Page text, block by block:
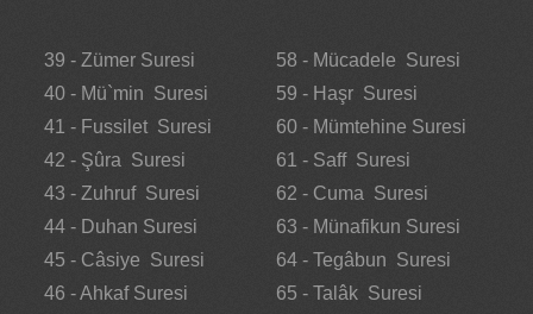
39 - Zümer Suresi
40 - Mü`min Suresi
41 - Fussilet Suresi
42 - Şûra Suresi
43 - Zuhruf Suresi
44 - Duhan Suresi
45 - Câsiye Suresi
46 - Ahkaf Suresi
58 - Mücadele Suresi
59 - Haşr Suresi
60 - Mümtehine Suresi
61 - Saff Suresi
62 - Cuma Suresi
63 - Münafikun Suresi
64 - Tegâbun Suresi
65 - Talâk Suresi